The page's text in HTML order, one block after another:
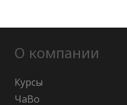
О компании
Курсы
ЧаВо